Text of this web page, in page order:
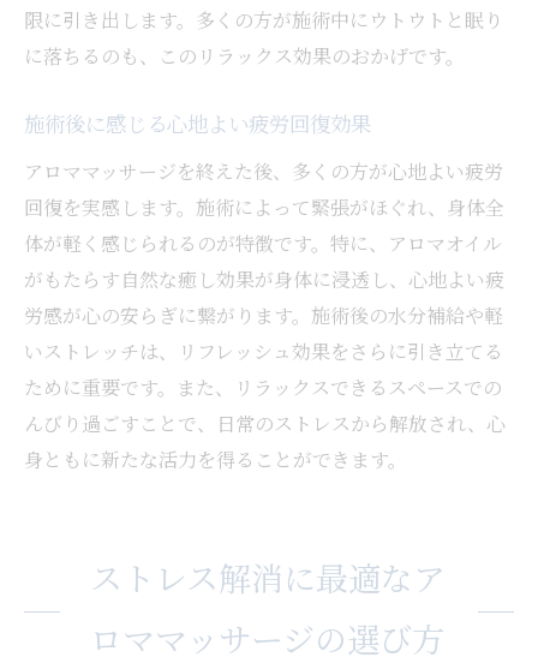
限に引き出します。多くの方が施術中にウトウトと眠り
に落ちるのも、このリラックス効果のおかげです。
施術後に感じる心地よい疲労回復効果
アロママッサージを終えた後、多くの方が心地よい疲労
回復を実感します。施術によって緊張がほぐれ、身体全
体が軽く感じられるのが特徴です。特に、アロマオイル
がもたらす自然な癒し効果が身体に浸透し、心地よい疲
労感が心の安らぎに繋がります。施術後の水分補給や軽
いストレッチは、リフレッシュ効果をさらに引き立てる
ために重要です。また、リラックスできるスペースでの
んびり過ごすことで、日常のストレスから解放され、心
身ともに新たな活力を得ることができます。
ストレス解消に最適なア
ロママッサージの選び方